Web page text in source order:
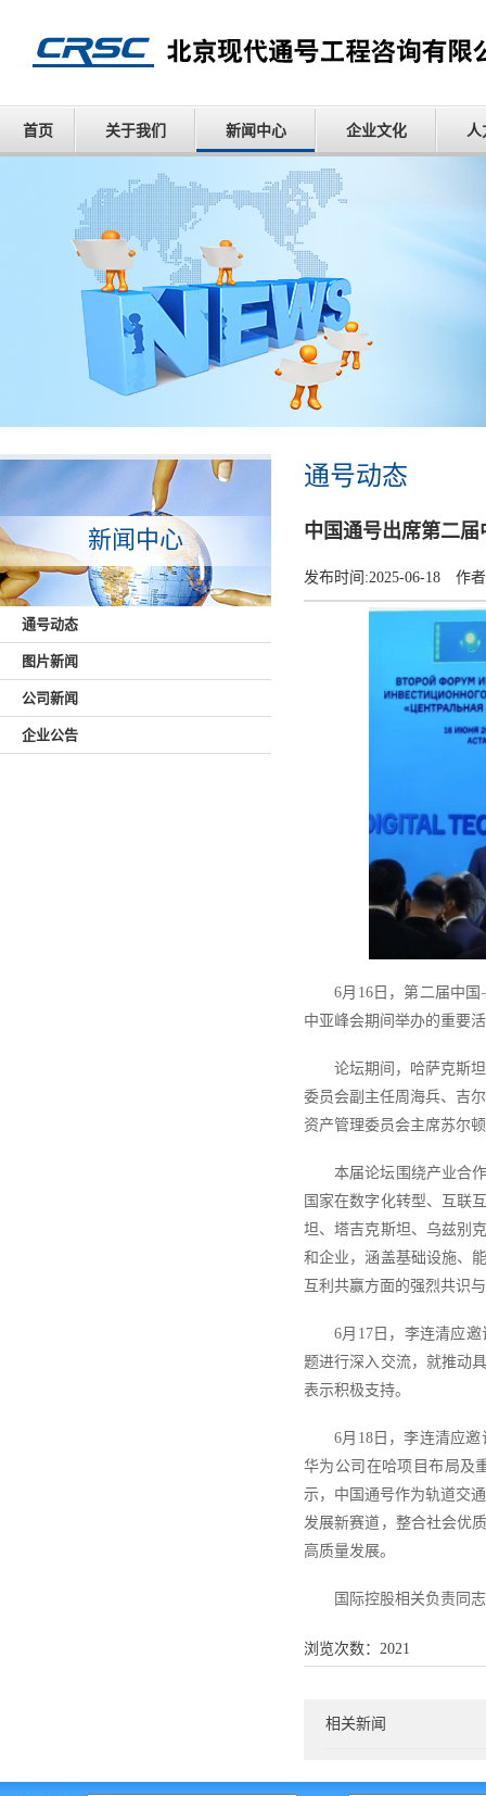
首页 关于我们 新闻中心 企业文化 人
新闻中心
通号动态
图片新闻
公司新闻
企业公告
通号动态
中国通号出席第二
发布时间:2025-06-18 作
6月16日，第二届中
中亚峰会期间举办的重要
论坛期间，哈萨克斯
委员会副主任周海兵、吉
资产管理委员会主席苏尔
本届论坛围绕产业合
国家在数字化转型、互联
坦、塔吉克斯坦、乌兹别
和企业，涵盖基础设施、
互利共赢方面的强烈共识
6月17日，李连清应
题进行深入交流，就推动
表示积极支持。
6月18日，李连清应
华为公司在哈项目布局及
示，中国通号作为轨道交
发展新赛道，整合社会优
高质量发展。
国际控股相关负责同
浏览次数： 2021
相关新闻